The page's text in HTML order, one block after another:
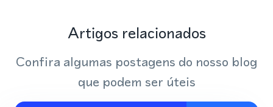
Artigos relacionados
Confira algumas postagens do nosso blog
que podem ser úteis